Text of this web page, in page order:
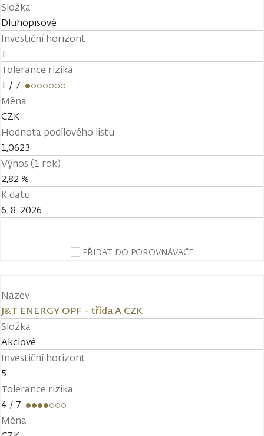
Složka
Dluhopisové
Investiční horizont
1
Tolerance rizika
1 / 7
Měna
CZK
Hodnota podílového listu
1,0623
Výnos (1 rok)
2,82 %
K datu
6. 8. 2026
PŘIDAT DO POROVNÁVAČE
Název
J&T ENERGY OPF - třída A CZK
Složka
Akciové
Investiční horizont
5
Tolerance rizika
4 / 7
Měna